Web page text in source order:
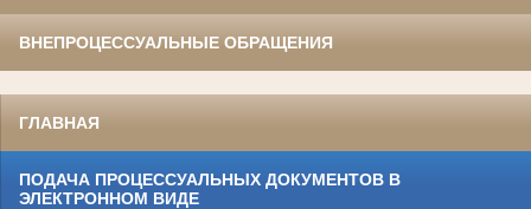
ВНЕПРОЦЕССУАЛЬНЫЕ ОБРАЩЕНИЯ
ГЛАВНАЯ
ПОДАЧА ПРОЦЕССУАЛЬНЫХ ДОКУМЕНТОВ В
ЭЛЕКТРОННОМ ВИДЕ